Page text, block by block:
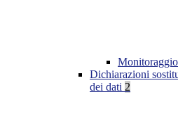
Dichiarazioni
dei dati 2